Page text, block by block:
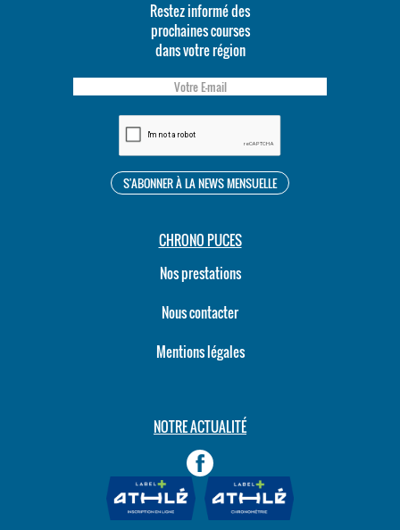
Restez informé des
prochaines courses
dans votre région
CHRONO PUCES
Nos prestations
Nous contacter
Mentions légales
NOTRE ACTUALITÉ